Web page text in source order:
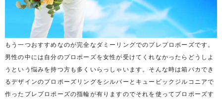
もう一つおすすめなのが完全なダミーリングでのプレプロポーズです。
男性の中には自分のプロポーズを女性が受けてくれなかったらどうしよ
うという悩みを持つ方も多くいらっしゃいます。そんな時は箱パカでき
るデザインのプロポーズリングをシルバーとキュービックジルコニアで
作ったプレプロポーズの指輪が有りますのでそれを使ってプロポーズす